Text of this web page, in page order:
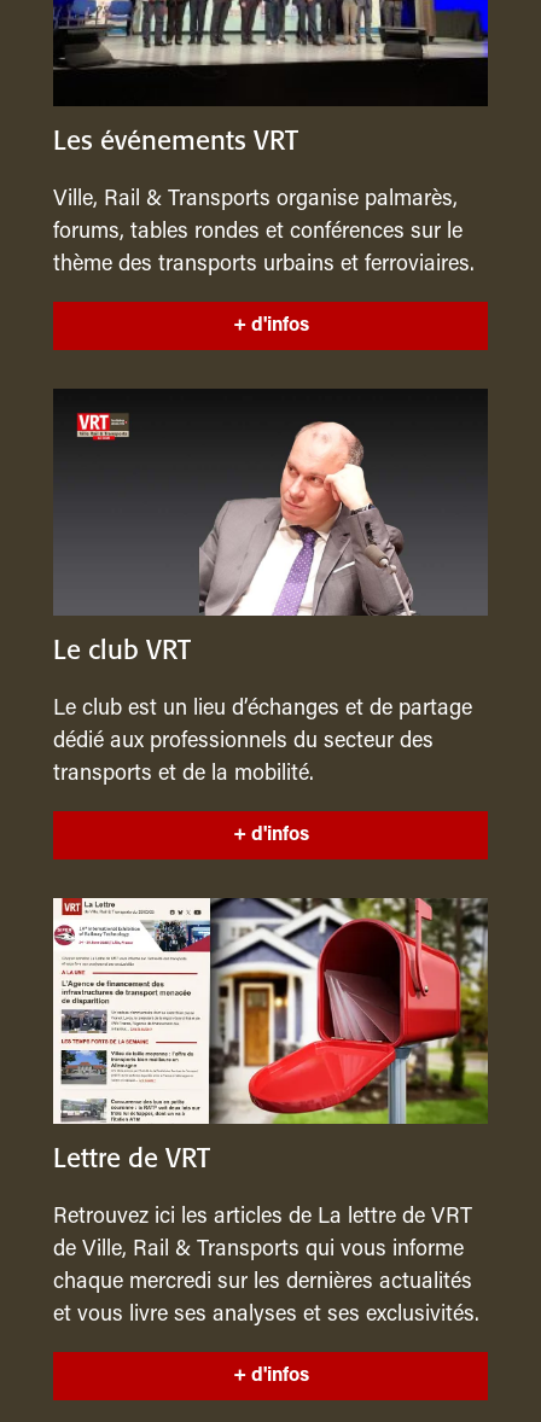
Les événements VRT
Ville, Rail & Transports organise palmarès,
forums, tables rondes et conférences sur le
thème des transports urbains et ferroviaires.
+ d'infos
Le club VRT
Le club est un lieu d’échanges et de partage
dédié aux professionnels du secteur des
transports et de la mobilité.
+ d'infos
Lettre de VRT
Retrouvez ici les articles de La lettre de VRT
de Ville, Rail & Transports qui vous informe
chaque mercredi sur les dernières actualités
et vous livre ses analyses et ses exclusivités.
+ d'infos